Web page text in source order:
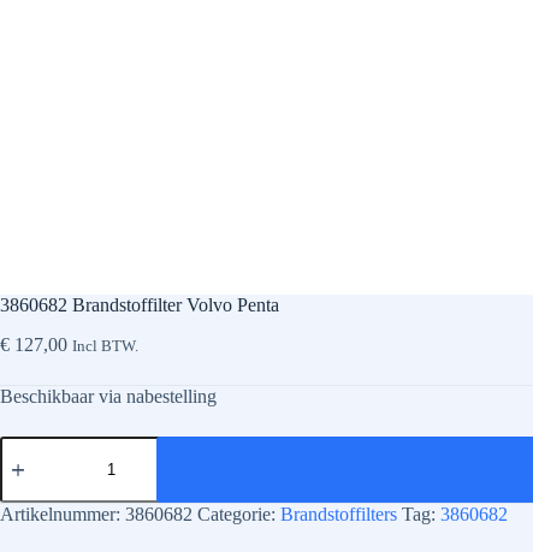
3860682 Brandstoffilter Volvo Penta
€ 127,00 Incl BTW.
Beschikbaar via nabestelling
3860682
Brandstoffilter
Penta
aantal
Artikelnummer: 3860682 Categorie: Brandstoffilters Tag: 3860682